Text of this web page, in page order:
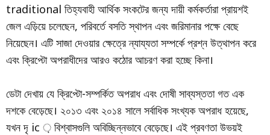
traditional তিহ্যবাহী আর্থিক সংকটের জন্য দায়ী কর্মকর্তারা প্রায়শই
জেল এড়িয়ে চলেছেন, পরিবর্তে বসতি স্থাপন এবং জরিমানার পক্ষে বেছে
নিয়েছেন। এটি সাজা দেওয়ার ক্ষেত্রে ন্যায্যতা সম্পর্কে প্রশ্ন উত্থাপন করে
এবং ক্রিপ্টো অপরাধীদের আরও কঠোর আচরণ করা হচ্ছে কিনা।
ডেটা দেখায় যে ক্রিপ্টো-সম্পর্কিত অপরাধ এবং দোষী সাব্যস্ততা গত এক
দশকে বেড়েছে। ২০১৩ এবং ২০১৪ সালে সর্বাধিক সংখ্যক অপরাধ হয়েছে,
যখন দৃ ic ় বিশ্বাসগুলি অবিচ্ছিন্নভাবে বেড়েছে। এই প্রবণতা উভয়ই